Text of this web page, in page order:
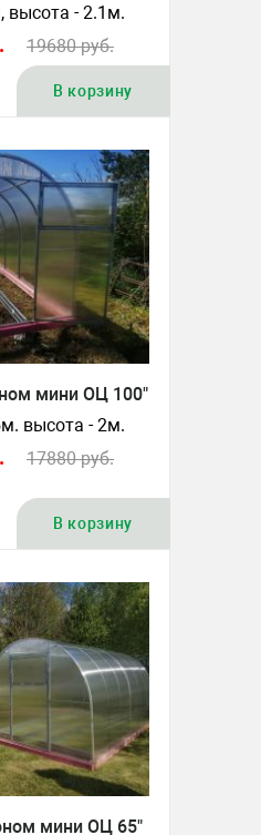
высота - 2.1м.
19680руб.
В корзину
мини ОЦ 100"
высота - 2м.
17880руб.
В корзину
мини ОЦ 65"